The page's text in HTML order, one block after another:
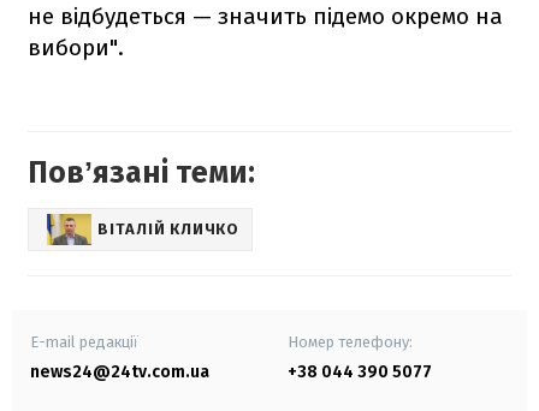
не відбудеться — значить підемо окремо на
вибори".
Повʼязані теми:
ВІТАЛІЙ КЛИЧКО
E-mail редакції
news24@24tv.com.ua
Номер телефону:
+38 044 390 5077